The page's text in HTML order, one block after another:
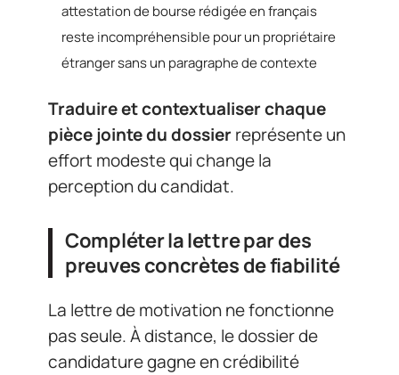
attestation de bourse rédigée en français
reste incompréhensible pour un propriétaire
étranger sans un paragraphe de contexte
Traduire et contextualiser chaque
pièce jointe du dossierreprésente un
effort modeste qui change la
perception du candidat.
Compléter la lettre par des
preuves concrètes de fiabilité
La lettre de motivation ne fonctionne
pas seule. À distance, le dossier de
candidature gagne en crédibilité